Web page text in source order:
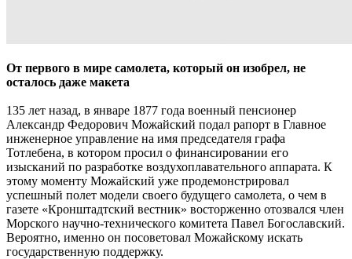
От первого в мире самолета, который он изобрел, не
осталось даже макета
135 лет назад, в январе 1877 года военный пенсионер
Александр Федорович Можайский подал рапорт в Главное
инженерное управление на имя председателя графа
Тотлебена, в котором просил о финансировании его
изысканий по разработке воздухоплавательного аппарата. К
этому моменту Можайский уже продемонстрировал
успешный полет модели своего будущего самолета, о чем в
газете «Кронштадтский вестник» восторженно отозвался член
Морского научно-технического комитета Павел Богославский.
Вероятно, именно он посоветовал Можайскому искать
государственную поддержку.